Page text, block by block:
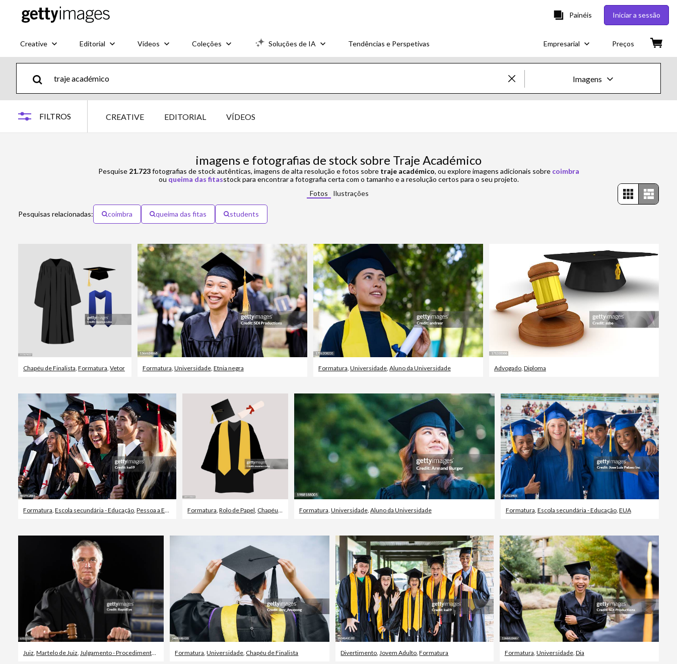
Painéis Iniciar a sessão
Creative Editorial Vídeos Coleções Soluções de IA Tendências e Perspetivas Empresarial Preços
Imagens
Editorial
FILTROS CREATIVE EDITORIAL VÍDEOS
imagens e fotografias de stock sobre Traje Académico
Pesquise 21.723fotografias de stock autênticas, imagens de alta resolução e fotos sobre traje académico, ou explore imagens adicionais sobre coimbra
ou queima das fitasstock para encontrar a fotografia certa com o tamanho e a resolução certos para o seu projeto.
Fotos
Ilustrações
Pesquisas relacionadas: coimbra queima das fitas students
Chapéu de Finalista Formatura Vetor Formatura Universidade, Etnia negra Formatura Universidade, Aluno da Universidade Advogado, Diploma
Formatura Escola secundária - Educação Pessoa a Estudar Formatura ,Rolo de Papel Chapéu de Finalista Formatura Universidade, Aluno da Universidade Formatura Escola secundária - Educação, EUA
Juiz Martelo de Juiz Julgamento - Procedimento Legal Formatura ,Universidade Chapéu de Finalista Divertimento Jovem Adulto ,Formatura Formatura Universidade, Dia